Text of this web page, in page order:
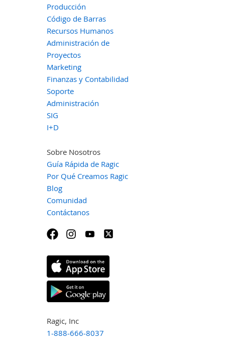
Producción
Código de Barras
Recursos Humanos
Administración de
Proyectos
Marketing
Finanzas y Contabilidad
Soporte
Administración
SIG
I+D
Sobre Nosotros
Guía Rápida de Ragic
Por Qué Creamos Ragic
Blog
Comunidad
Contáctanos
Ragic, Inc
1-888-666-8037